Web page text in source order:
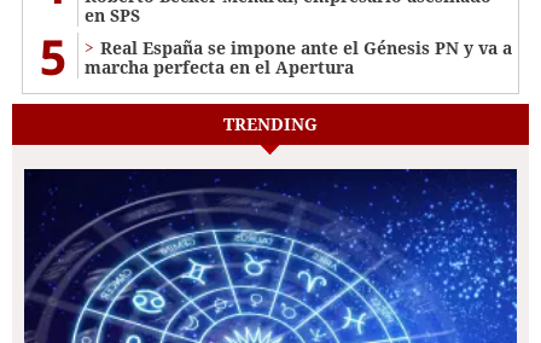
en SPS
5
Real España se impone ante el Génesis PN y va a
marcha perfecta en el Apertura
TRENDING